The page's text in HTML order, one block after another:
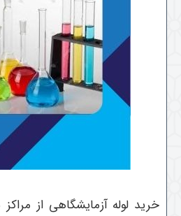
خرید لوله آزمایشگاهی از